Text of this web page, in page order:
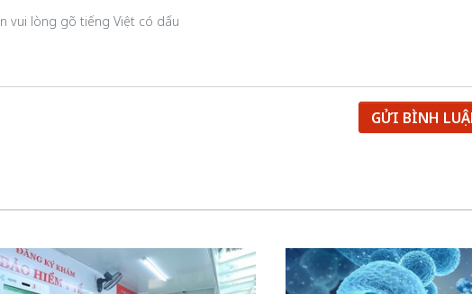
GỬI BÌNH